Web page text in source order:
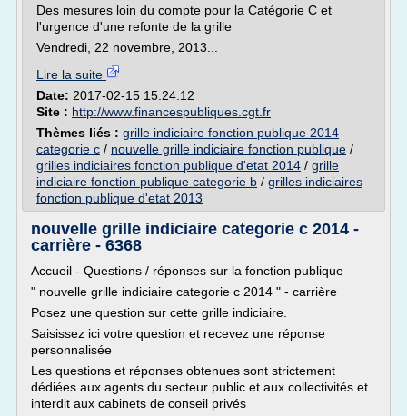
Des mesures loin du compte pour la Catégorie C et
l'urgence d'une refonte de la grille
Vendredi, 22 novembre, 2013...
Lire la suite
Date: 2017-02-15 15:24:12
Site : http://www.financespubliques.cgt.fr
Thèmes liés : grille indiciaire fonction publique 2014
categorie c / nouvelle grille indiciaire fonction publique /
grilles indiciaires fonction publique d'etat 2014 / grille
indiciaire fonction publique categorie b / grilles indiciaires
fonction publique d'etat 2013
nouvelle grille indiciaire categorie c 2014 -
carrière - 6368
Accueil - Questions / réponses sur la fonction publique
" nouvelle grille indiciaire categorie c 2014 " - carrière
Posez une question sur cette grille indiciaire.
Saisissez ici votre question et recevez une réponse
personnalisée
Les questions et réponses obtenues sont strictement
dédiées aux agents du secteur public et aux collectivités et
interdit aux cabinets de conseil privés